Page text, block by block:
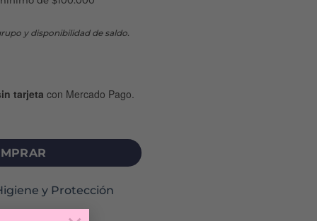
y disponibilidad de saldo.
tarjeta con Mercado Pago.
y Protección